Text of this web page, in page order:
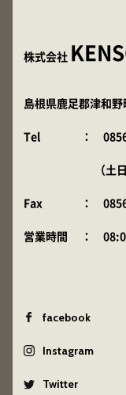
株式会社
島根県鹿足郡津和
Tel ：
（土日
Fax ：
営業時間 ：
facebook
Instagram
Twitter